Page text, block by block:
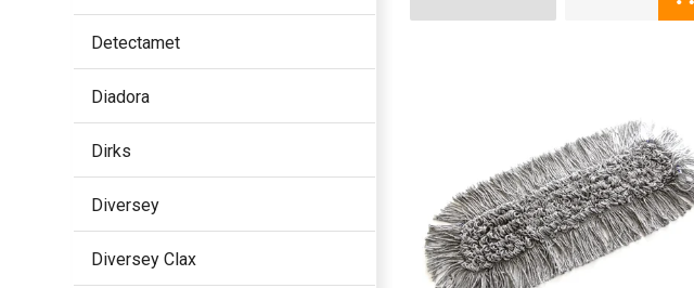
Detectamet
Diadora
Dirks
Diversey
Diversey Clax